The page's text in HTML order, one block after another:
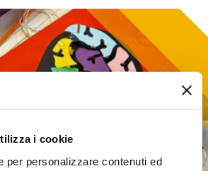
i cookie
per personalizzare contenuti ed